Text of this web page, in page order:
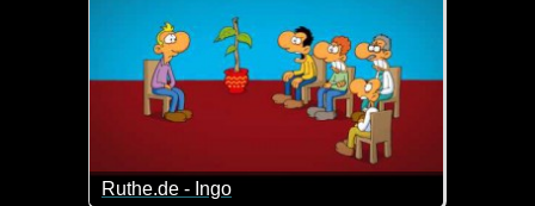
Ruthe.de - Ingo